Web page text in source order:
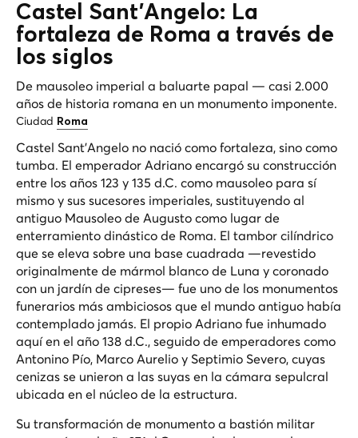
Castel Sant'Angelo: La
fortaleza de Roma a través de
los siglos
De mausoleo imperial a baluarte papal — casi 2.000
años de historia romana en un monumento imponente.
Ciudad Roma
Castel Sant'Angelo no nació como fortaleza, sino como
tumba. El emperador Adriano encargó su construcción
entre los años 123 y 135 d.C. como mausoleo para sí
mismo y sus sucesores imperiales, sustituyendo al
antiguo Mausoleo de Augusto como lugar de
enterramiento dinástico de Roma. El tambor cilíndrico
que se eleva sobre una base cuadrada —revestido
originalmente de mármol blanco de Luna y coronado
con un jardín de cipreses— fue uno de los monumentos
funerarios más ambiciosos que el mundo antiguo había
contemplado jamás. El propio Adriano fue inhumado
aquí en el año 138 d.C., seguido de emperadores como
Antonino Pío, Marco Aurelio y Septimio Severo, cuyas
cenizas se unieron a las suyas en la cámara sepulcral
ubicada en el núcleo de la estructura.
Su transformación de monumento a bastión militar